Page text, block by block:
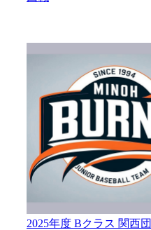
2025年度 Bクラス 関西